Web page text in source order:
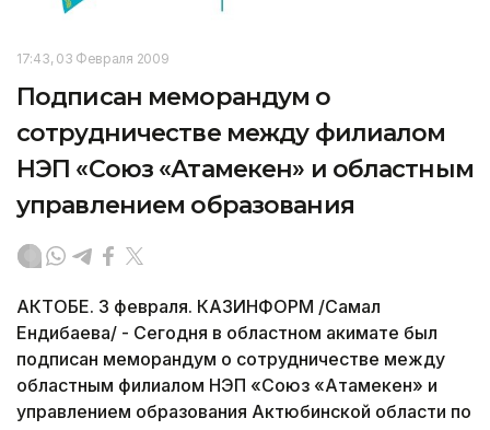
17:43, 03 Февраля 2009
Подписан меморандум о
сотрудничестве между филиалом
НЭП «Союз «Атамекен» и областным
управлением образования
АКТОБЕ. 3 февраля. КАЗИНФОРМ /Самал
Ендибаева/ - Сегодня в областном акимате был
подписан меморандум о сотрудничестве между
областным филиалом НЭП «Союз «Атамекен» и
управлением образования Актюбинской области по